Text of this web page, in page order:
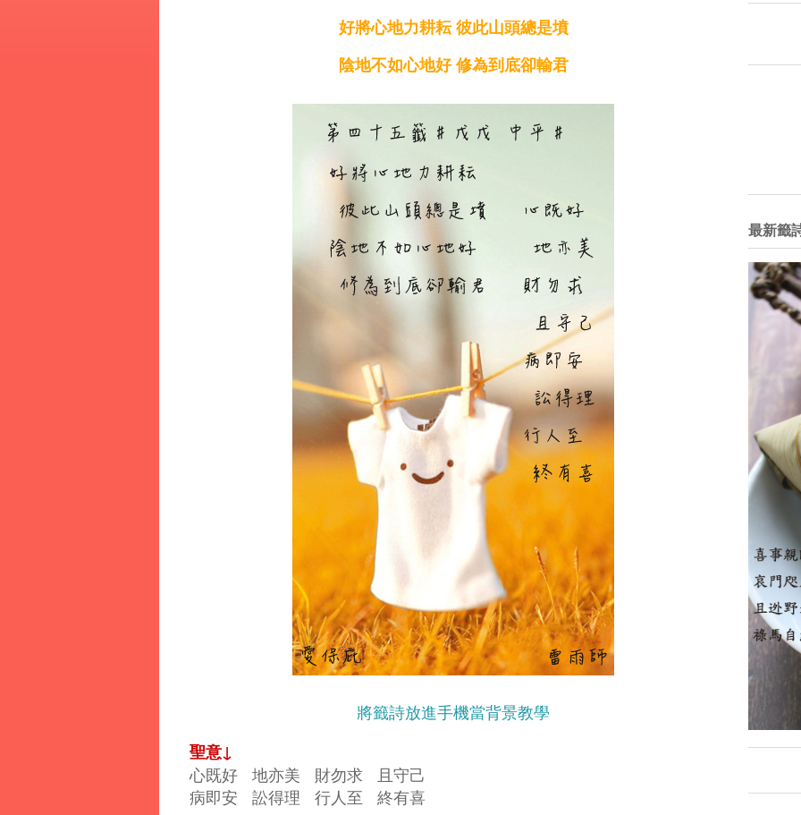
好將心地力耕耘 彼此山頭總是墳
陰地不如心地好 修為到底卻輸君
將籤詩放進手機當背景教學
聖意↓
心既好 地亦美 財勿求 且守己
病即安 訟得理 行人至 終有喜
最新籤